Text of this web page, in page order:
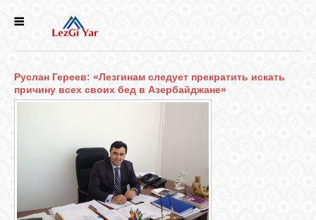
СЕЛА
ГОЛОС
Руслан Гереев: «Лезгинам следует прекратить искать
причину всех своих бед в Азербайджане»